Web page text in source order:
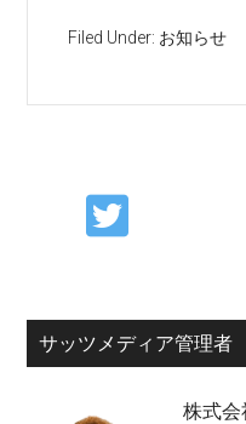
Filed Under: お知らせ
Primary
Sidebar
サッツメディア管理者
株式